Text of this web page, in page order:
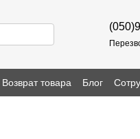
Возврат товара Блог